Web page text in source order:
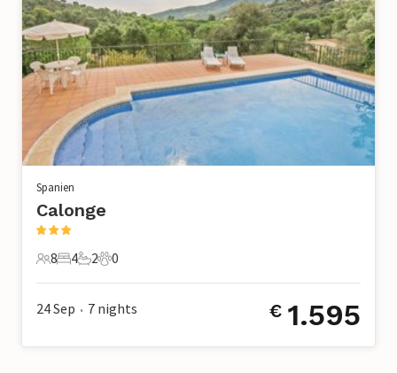
Spanien
Calonge
8 Gäste
8
4 Schlafzimmer
4
2 Badezimmer
2
0 Haustiere
0
24 Sep • 7 nights € 1.595